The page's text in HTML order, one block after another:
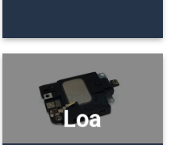
Loa